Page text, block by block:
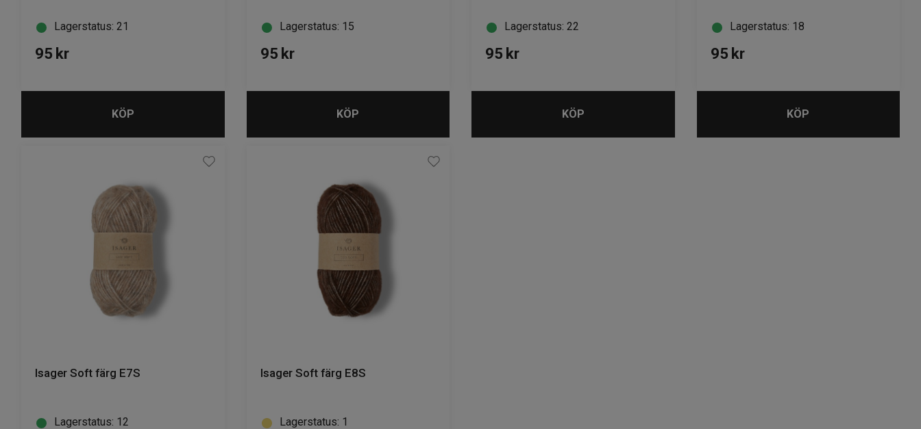
Lagerstatus: 21
95 kr
KÖP
Lagerstatus: 15
95 kr
KÖP
Lagerstatus: 22
95 kr
KÖP
Lagerstatus: 18
95 kr
KÖP
Isager Soft färg E7S
Lagerstatus: 12
Isager Soft färg E8S
Lagerstatus: 1